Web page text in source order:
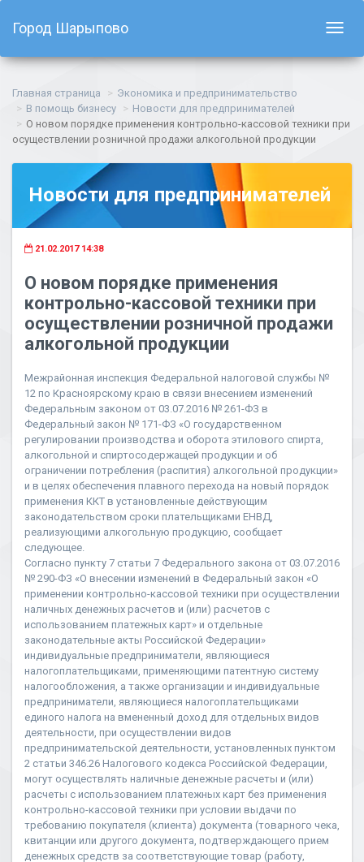
Город Шарыпово
Главная страница
Экономика и предпринимательство
В помощь бизнесу
Новости для предпринимателей
О новом порядке применения контрольно-кассовой техники при
осуществлении розничной продажи алкогольной продукции
Новости для предпринимателей
21.02.2017 14:38
О новом порядке применения
контрольно-кассовой техники при
осуществлении розничной продажи
алкогольной продукции
Межрайонная инспекция Федеральной налоговой службы №
12 по Красноярскому краю в связи внесением изменений
Федеральным законом от 03.07.2016 № 261-ФЗ в
Федеральный закон № 171-ФЗ «О государственном
регулировании производства и оборота этилового спирта,
алкогольной и спиртосодержащей продукции и об
ограничении потребления (распития) алкогольной продукции»
и в целях обеспечения плавного перехода на новый порядок
применения ККТ в установленные действующим
законодательством сроки плательщиками ЕНВД,
реализующими алкогольную продукцию, сообщает
следующее.
Согласно пункту 7 статьи 7 Федерального закона от 03.07.2016
№ 290-ФЗ «О внесении изменений в Федеральный закон «О
применении контрольно-кассовой техники при осуществлении
наличных денежных расчетов и (или) расчетов с
использованием платежных карт» и отдельные
законодательные акты Российской Федерации»
индивидуальные предприниматели, являющиеся
налогоплательщиками, применяющими патентную систему
налогообложения, а также организации и индивидуальные
предприниматели, являющиеся налогоплательщиками
единого налога на вмененный доход для отдельных видов
деятельности, при осуществлении видов
предпринимательской деятельности, установленных пунктом
2 статьи 346.26 Налогового кодекса Российской Федерации,
могут осуществлять наличные денежные расчеты и (или)
расчеты с использованием платежных карт без применения
контрольно-кассовой техники при условии выдачи по
требованию покупателя (клиента) документа (товарного чека,
квитанции или другого документа, подтверждающего прием
денежных средств за соответствующие товар (работу,